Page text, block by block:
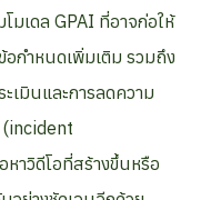
มเดล GPAI ที่อาจก่อให้
อกำหนดเพิ่มเติม รวมถึง
เมินและการลดความ
(incident
าวิดีโอที่สร้างขึ้นหรือ